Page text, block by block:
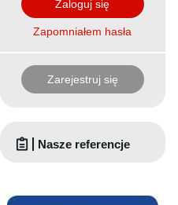
Zaloguj się
Zapomniałem hasła
Zarejestruj się
Nasze referencje